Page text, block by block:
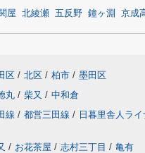
屋 北綾瀬 五反野 鐘ヶ淵 京成
区 / 北区 / 柏市 / 墨田区
丸 / 柴又 / 中和倉
線 / 都営三田線 / 日暮里舎人ラ
/ お花茶屋 / 志村三丁目 / 亀有